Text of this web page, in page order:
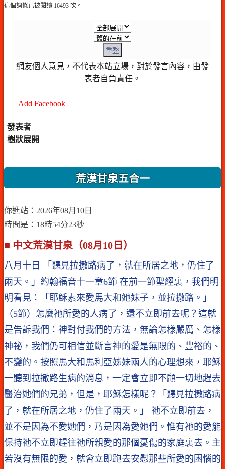
這個詞條已被閱讀 16493 次。
重整
網友個人意見，不代表本站立場，對於發言內容，由發
表者自負責任。
Add Facebook
發表者
樹狀展開
荒漠甘泉五合一
你進站：2026年08月10日
時間是：18時54分23秒
■ 中文荒漠甘泉（08月10日）
八月十日 「聽見拉撒路病了，就在所居之地，仍住了
兩天。」約翰福音十一章6節 在前一節聖經裏，我們明
明看見：「耶穌素來愛馬大和她妹子，並拉撒路。」
（5節）怎麼祂所愛的人病了，還不立即前去呢？這就
是告訴我們：神對付我們的方法，無論怎樣嚴厲、怎樣
神祕，我們仍可相信並斷言神的愛是無限的、豐裕的、
不變的。按照馬大和馬利亞姊妹兩人的心理想來，耶穌
一聽到拉撒路生病的消息，一定會立即不顧一切地趕去
醫治她們的兄弟，但是，耶穌怎樣呢？「聽見拉撒路病
了，就在所居之地，仍住了兩天。」 祂不立即前去，
並不是因為不愛她們，乃是因為愛她們。惟有祂的愛能
保持祂不立即趕往祂所親愛的那個憂傷的家庭裏去。主
若沒有無限的愛，就會立即跑去安慰那些所愛的困惱的